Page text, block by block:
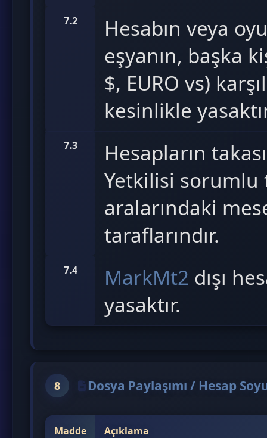
7.2
Hesabın veya
eşyanın, başka
$, EURO vs)
kesinlikle
7.3
Hesapların
Yetkilisi sorumlu
aralarındaki
taraflarındır.
7.4 MarkMt2 dışı
yasaktır.
8 Dosya Paylaşımı / Hesap
Madde Açıklama